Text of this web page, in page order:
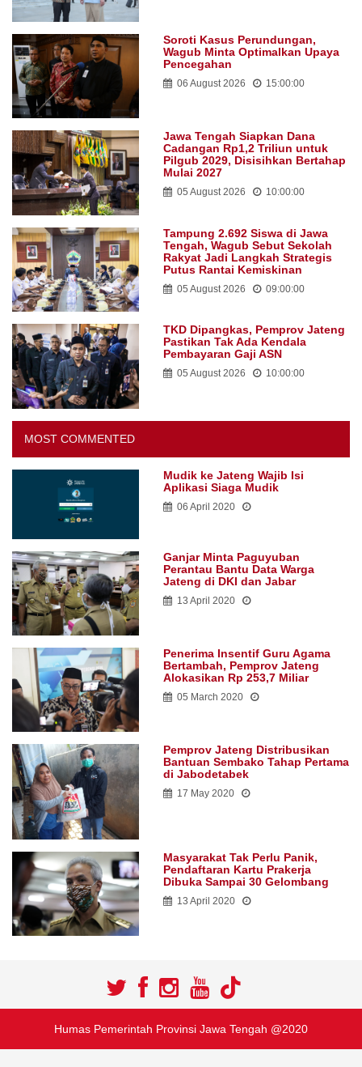
Soroti Kasus Perundungan,
Wagub Minta Optimalkan Upaya
Pencegahan
06 August 2026 15:00:00
Jawa Tengah Siapkan Dana
Cadangan Rp1,2 Triliun untuk
Pilgub 2029, Disisihkan Bertahap
Mulai 2027
05 August 2026 10:00:00
Tampung 2.692 Siswa di Jawa
Tengah, Wagub Sebut Sekolah
Rakyat Jadi Langkah Strategis
Putus Rantai Kemiskinan
05 August 2026 09:00:00
TKD Dipangkas, Pemprov Jateng
Pastikan Tak Ada Kendala
Pembayaran Gaji ASN
05 August 2026 10:00:00
MOST COMMENTED
Mudik ke Jateng Wajib Isi
Aplikasi Siaga Mudik
06 April 2020
Ganjar Minta Paguyuban
Perantau Bantu Data Warga
Jateng di DKI dan Jabar
13 April 2020
Penerima Insentif Guru Agama
Bertambah, Pemprov Jateng
Alokasikan Rp 253,7 Miliar
05 March 2020
Pemprov Jateng Distribusikan
Bantuan Sembako Tahap Pertama
di Jabodetabek
17 May 2020
Masyarakat Tak Perlu Panik,
Pendaftaran Kartu Prakerja
Dibuka Sampai 30 Gelombang
13 April 2020
Humas Pemerintah Provinsi Jawa Tengah @2020